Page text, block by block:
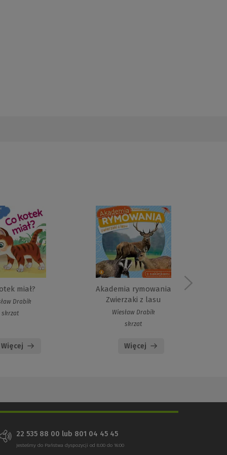
miał?
Drabik
skrzat
Więcej
Akademia rymowania
Zwierzaki z lasu
Wiesław Drabik
skrzat
Więcej
22 535 88 00 lub 801 04 45 45
Jesteśmy do Państwa dyspozycji od 8:00 do 16:00